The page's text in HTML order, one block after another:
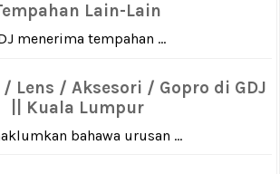
Lain-Lain
menerima tempahan ...
/ Lens / Aksesori / Gopro di GDJ
|| Kuala Lumpur
bahawa urusan ...